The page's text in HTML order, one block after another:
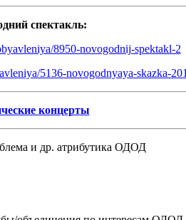
спектакль:
8950-novogodnij-spektakl-2
5136-novogodnyaya-skazka-
концерты
и др. атрибутика ОДОД